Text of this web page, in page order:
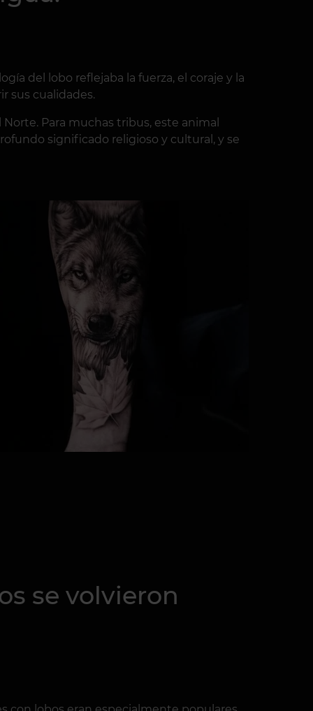
del lobo reflejaba la fuerza, el coraje y la
sus cualidades.
Para muchas tribus, este animal
significado religioso y cultural, y se
se volvieron